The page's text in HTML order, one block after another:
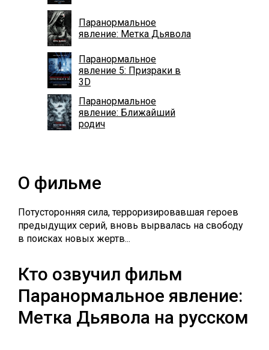
Паранормальное
явление: Метка Дьявола
Паранормальное
явление 5: Призраки в
3D
Паранормальное
явление: Ближайший
родич
О фильме
Потусторонняя сила, терроризировавшая героев
предыдущих серий, вновь вырвалась на свободу
в поисках новых жертв...
Кто озвучил фильм
Паранормальное явление:
Метка Дьявола на русском